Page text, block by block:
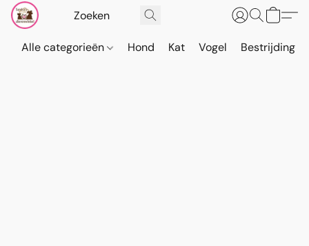
Alle categorieën Hond Kat Vogel Bestrijding